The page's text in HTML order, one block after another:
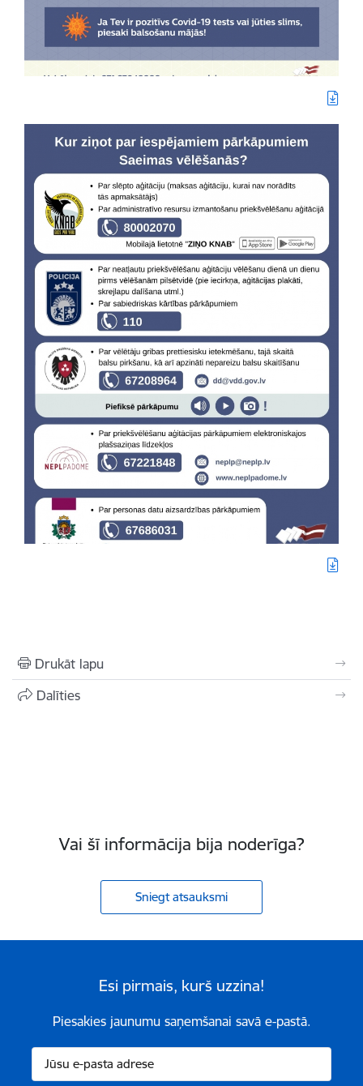
Drukāt lapu
Dalīties
Vai šī informācija bija noderīga?
Sniegt atsauksmi
Esi pirmais, kurš uzzina!
Piesakies jaunumu saņemšanai savā e-pastā.